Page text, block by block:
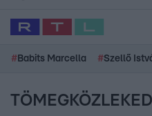
# Babits Marcella #Szellő